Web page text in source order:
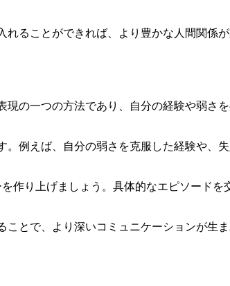
ることができれば、より豊かな人間関係
の一つの方法であり、自分の経験や弱さ
例えば、自分の弱さを克服した経験や、
作り上げましょう。具体的なエピソードを
とで、より深いコミュニケーションが生